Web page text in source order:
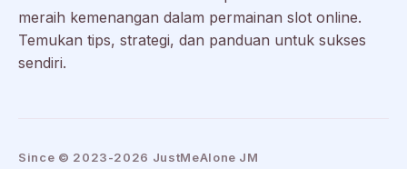
meraih kemenangan dalam permainan slot online.
Temukan tips, strategi, dan panduan untuk sukses
sendiri.
Since © 2023-2026 JustMeAlone JM